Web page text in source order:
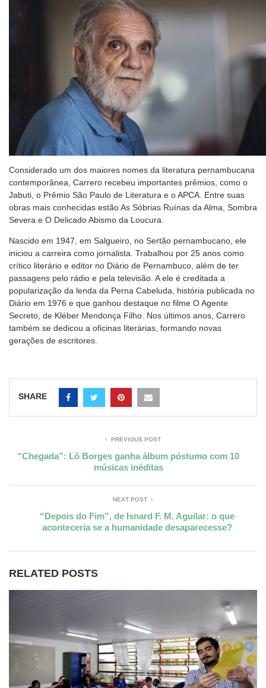
Considerado um dos maiores nomes da literatura pernambucana
contemporânea, Carrero recebeu importantes prêmios, como o
Jabuti, o Prêmio São Paulo de Literatura e o APCA. Entre suas
obras mais conhecidas estão As Sóbrias Ruínas da Alma, Sombra
Severa e O Delicado Abismo da Loucura.
Nascido em 1947, em Salgueiro, no Sertão pernambucano, ele
iniciou a carreira como jornalista. Trabalhou por 25 anos como
crítico literário e editor no Diário de Pernambuco, além de ter
passagens pelo rádio e pela televisão. A ele é creditada a
popularização da lenda da Perna Cabeluda, história publicada no
Diário em 1976 e que ganhou destaque no filme O Agente
Secreto, de Kléber Mendonça Filho. Nos últimos anos, Carrero
também se dedicou a oficinas literárias, formando novas
gerações de escritores.
SHARE
PREVIOUS POST
“Chegada”: Lô Borges ganha álbum póstumo com 10
músicas inéditas
NEXT POST
“Depois do Fim”, de Isnard F. M. Aguilar: o que
aconteceria se a humanidade desaparecesse?
RELATED POSTS